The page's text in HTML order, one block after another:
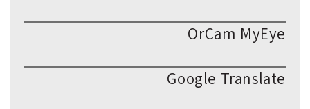
OrCam MyEye
Google Translate